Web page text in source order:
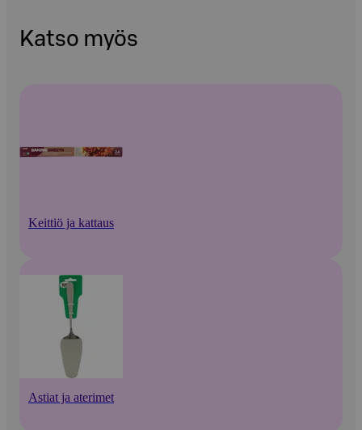
Katso myös
Keittiö ja kattaus
Astiat ja aterimet